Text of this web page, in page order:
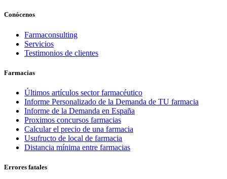
Conócenos
Farmaconsulting
Servicios
Testimonios de clientes
Farmacias
Últimos artículos sector farmacéutico
Informe Personalizado de la Demanda de TU farmacia
Informe de la Demanda en España
Proximos concursos farmacias
Calcular el precio de una farmacia
Usufructo de local de farmacia
Distancia mínima entre farmacias
Errores fatales